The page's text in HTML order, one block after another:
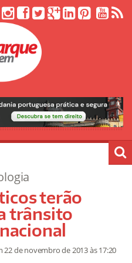
terão
trânsito
22 de novembro de 2013às 17:20